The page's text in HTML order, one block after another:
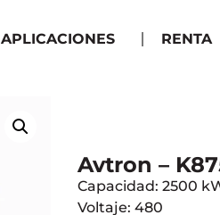
APLICACIONES RENTA
Avtron –
Capacidad: 2500
Voltaje: 480